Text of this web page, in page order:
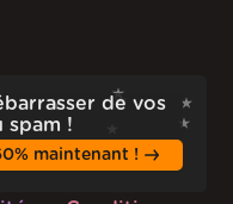
de vos
spam !
maintenant !